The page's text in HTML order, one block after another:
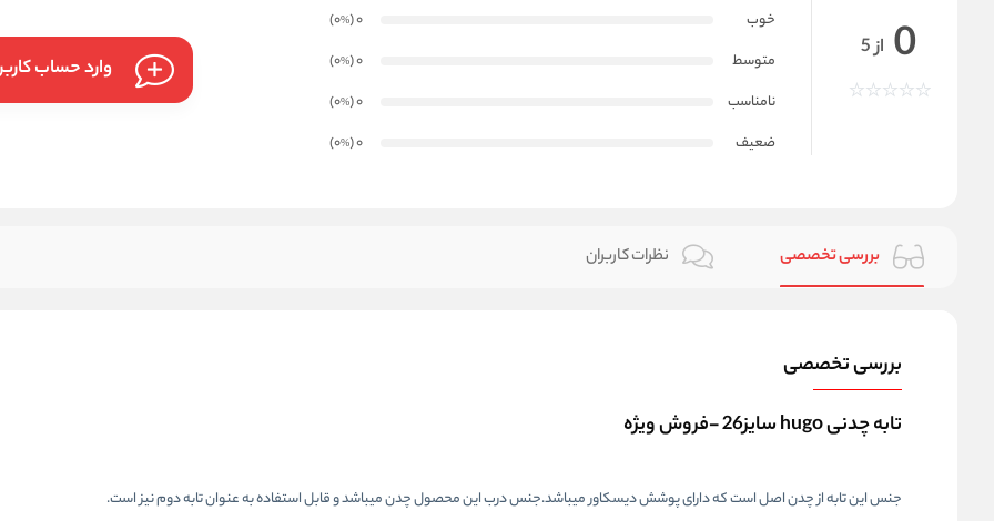
0 از 5
خوب
0
(0
%
)
متوسط
0
(0
%
)
نامناسب
0
(0
%
)
ضعیف
0
(0
%
)
وارد حساب
بررسی تخصصی نظرات کاربران
بررسی تخصصی
تابه چدنی hugo سایز26 -فروش ویژه
جنس این تابه از چدن اصل است که دارای پوشش دیسکاور میباشد.جنس درب این محصول چدن میباشد و قابل استفاده به عنوان تابه دوم نیز است.